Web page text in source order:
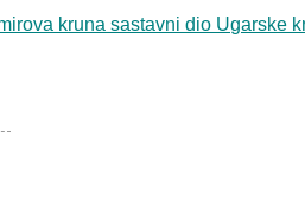
kruna sastavni dio Ugarske